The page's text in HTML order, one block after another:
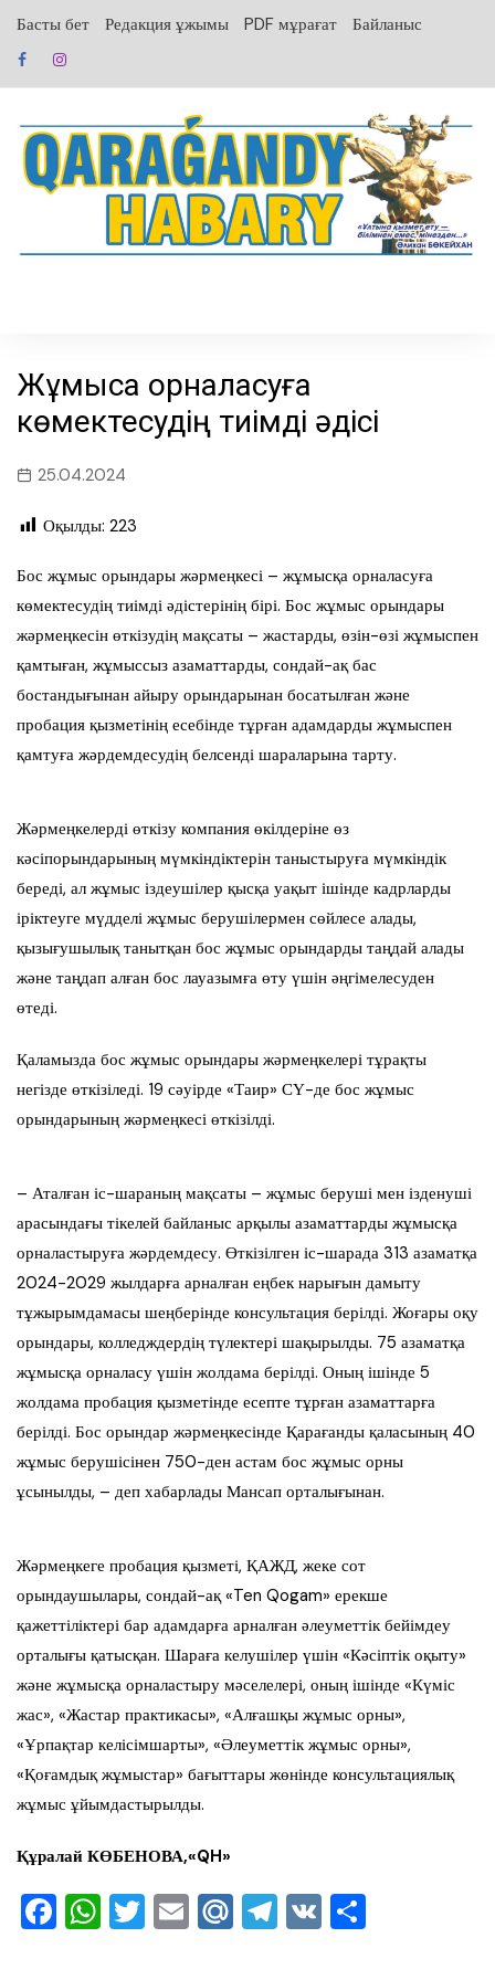
содержанию
Басты бет Редакция ұжымы PDF мұрағат Байланыс
Жұмысқа орналасуға
көмектесудің тиімді әдісі
25.04.2024
Оқылды: 223
Бос жұмыс орындары жәрмеңкесі – жұмысқа орналасуға
көмектесудің тиімді әдістерінің бірі. Бос жұмыс орындары
жәрмеңкесін өткізудің мақсаты – жастарды, өзін-өзі жұмыспен
қамтыған, жұмыссыз азаматтарды, сондай-ақ бас
бостандығынан айыру орындарынан босатылған және
пробация қызметінің есебінде тұрған адамдарды жұмыспен
қамтуға жәрдемдесудің белсенді шараларына тарту.
Жәрмеңкелерді өткізу компания өкілдеріне өз
кәсіпорындарының мүмкіндіктерін таныстыруға мүмкіндік
береді, ал жұмыс іздеушілер қысқа уақыт ішінде кадрларды
іріктеуге мүдделі жұмыс берушілермен сөйлесе алады,
қызығушылық танытқан бос жұмыс орындарды таңдай алады
және таңдап алған бос лауазымға өту үшін әңгімелесуден
өтеді.
Қаламызда бос жұмыс орындары жәрмеңкелері тұрақты
негізде өткізіледі. 19 сәуірде «Таир» СҮ-де бос жұмыс
орындарының жәрмеңкесі өткізілді.
– Аталған іс-шараның мақсаты – жұмыс беруші мен ізденуші
арасындағы тікелей байланыс арқылы азаматтарды жұмысқа
орналастыруға жәрдемдесу. Өткізілген іс-шарада 313 азаматқа
2024-2029 жылдарға арналған еңбек нарығын дамыту
тұжырымдамасы шеңберінде консультация берілді. Жоғары оқу
орындары, колледждердің түлектері шақырылды. 75 азаматқа
жұмысқа орналасу үшін жолдама берілді. Оның ішінде 5
жолдама пробация қызметінде есепте тұрған азаматтарға
берілді. Бос орындар жәрмеңкесінде Қарағанды қаласының 40
жұмыс берушісінен 750-ден астам бос жұмыс орны
ұсынылды, – деп хабарлады Мансап орталығынан.
Жәрмеңкеге пробация қызметі, ҚАЖД, жеке сот
орындаушылары, сондай-ақ «Ten Qogam» ерекше
қажеттіліктері бар адамдарға арналған әлеуметтік бейімдеу
орталығы қатысқан. Шараға келушілер үшін «Кәсіптік оқыту»
және жұмысқа орналастыру мәселелері, оның ішінде «Күміс
жас», «Жастар практикасы», «Алғашқы жұмыс орны»,
«Ұрпақтар келісімшарты», «Әлеуметтік жұмыс орны»,
«Қоғамдық жұмыстар» бағыттары жөнінде консультациялық
жұмыс ұйымдастырылды.
Құралай КӨБЕНОВА,«QH»
F W T E M T V